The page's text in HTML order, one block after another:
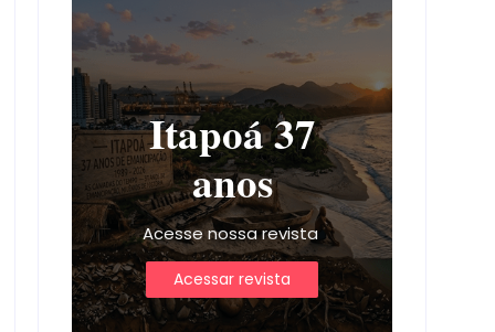
Itapoá 37
anos
Acesse nossa revista
Acessar revista